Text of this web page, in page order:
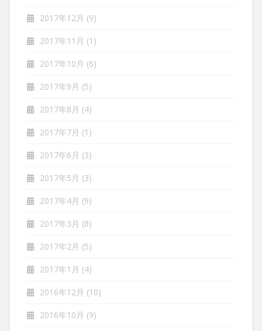
2017年12月 (9)
2017年11月 (1)
2017年10月 (6)
2017年9月 (5)
2017年8月 (4)
2017年7月 (1)
2017年6月 (3)
2017年5月 (3)
2017年4月 (9)
2017年3月 (8)
2017年2月 (5)
2017年1月 (4)
2016年12月 (10)
2016年10月 (9)